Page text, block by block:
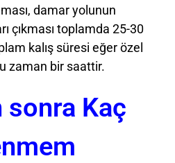
damar yolunun
çıkması toplamda 25-30
kalış süresi eğer özel
zaman bir saattir.
sonra Kaç